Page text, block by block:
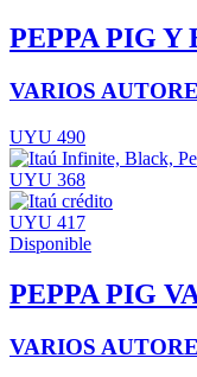
PEPPA PIG Y
VARIOS
UYU 490
UYU 368
UYU 417
Disponible
PEPPA PIG
VARIOS